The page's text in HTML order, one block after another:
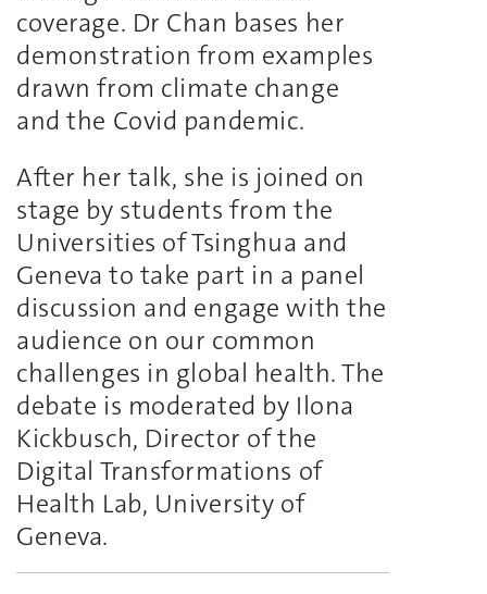
coverage. Dr Chan bases her
demonstration from examples
drawn from climate change
and the Covid pandemic.
After her talk, she is joined on
stage by students from the
Universities of Tsinghua and
Geneva to take part in a panel
discussion and engage with the
audience on our common
challenges in global health. The
debate is moderated by Ilona
Kickbusch, Director of the
Digital Transformations of
Health Lab, University of
Geneva.